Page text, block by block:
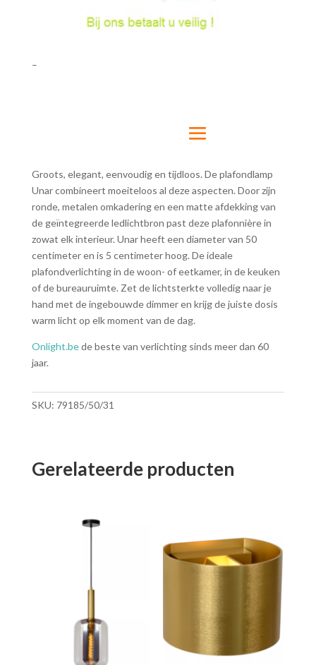
–
Groots, elegant, eenvoudig en tijdloos. De plafondlamp
Unar combineert moeiteloos al deze aspecten. Door zijn
ronde, metalen omkadering en een matte afdekking van
de geïntegreerde ledlichtbron past deze plafonnière in
zowat elk interieur. Unar heeft een diameter van 50
centimeter en is 5 centimeter hoog. De ideale
plafondverlichting in de woon- of eetkamer, in de keuken
of de bureauruimte. Zet de lichtsterkte volledig naar je
hand met de ingebouwde dimmer en krijg de juiste dosis
warm licht op elk moment van de dag.
Onlight.bede beste van verlichting sinds meer dan 60
jaar.
SKU: 79185/50/31
Gerelateerde producten